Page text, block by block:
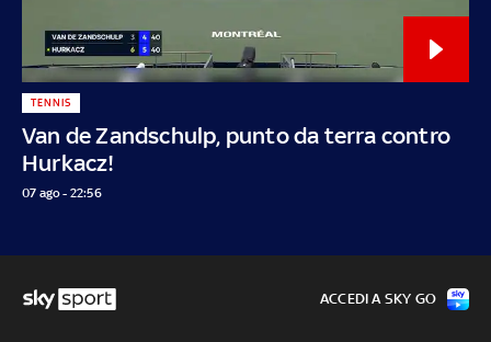
Van de Zandschulp, punto da terra contro
Hurkacz!
TENNIS
07 ago - 22:56
ACCEDI A SKY GO